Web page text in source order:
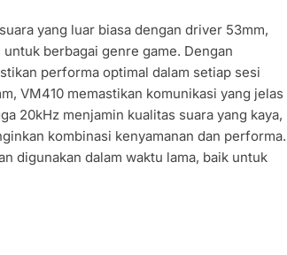
yang luar biasa dengan driver 53mm,
berbagai genre game. Dengan
performa optimal dalam setiap sesi
VM410 memastikan komunikasi yang jelas
20kHz menjamin kualitas suara yang kaya,
kombinasi kenyamanan dan performa.
digunakan dalam waktu lama, baik untuk